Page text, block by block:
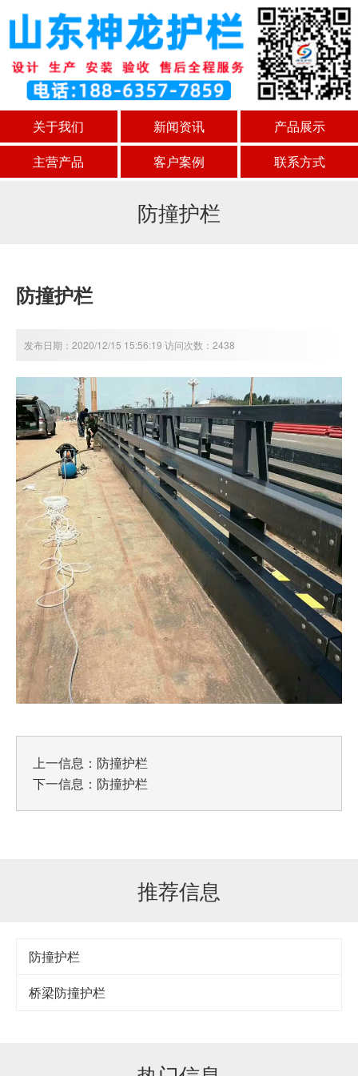
关于我们 新闻资讯
产品展示
主营产品
客户案例 联系方式
防撞护栏
防撞护栏
发布日期：2020/12/15 15:56:19 访问次数：2438
上一信息： 防撞护栏
下一信息： 防撞护栏
推荐信息
防撞护栏
桥梁防撞护栏